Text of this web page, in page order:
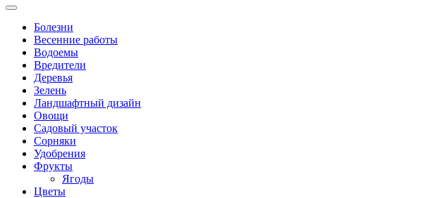
Болезни
Весенние работы
Водоемы
Вредители
Деревья
Зелень
Ландшафтный дизайн
Овощи
Садовый участок
Сорняки
Удобрения
Фрукты
Ягоды
Цветы